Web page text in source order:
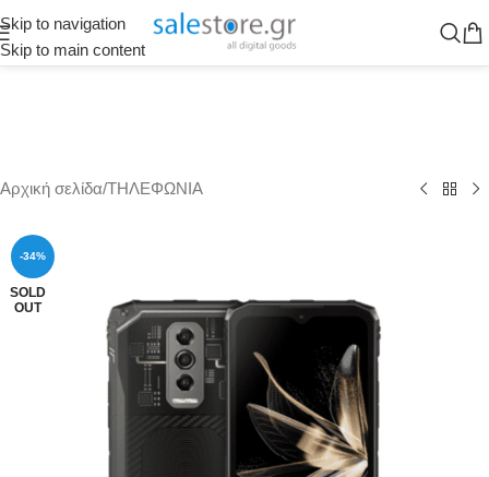
Skip to navigation
Skip to main content
Αρχική σελίδα/ΤΗΛΕΦΩΝΙΑ
-34%
SOLD
OUT